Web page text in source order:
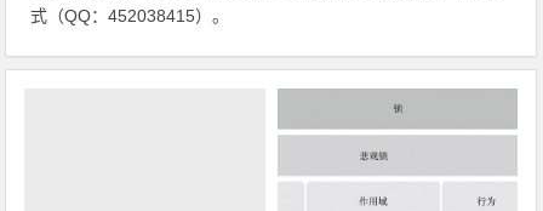
式（QQ：452038415）。